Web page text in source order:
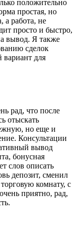
положительно
простая, но
а работа, не
просто и быстро,
вывод. Я также
сделок
для
рад, что после
отыскать
но еще и
Консультации
вывод
бонусная
слов описать
депозит, сменил
комнату, с
приятно, рад,